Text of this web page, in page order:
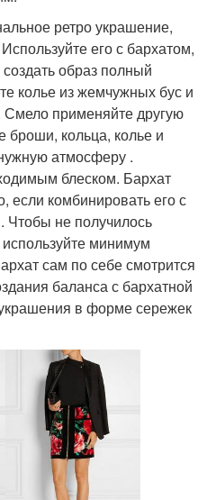
ретро украшение,
его с бархатом,
образ полный
колье из жемчужных бус и
Смело применяйте другую
броши, кольца, колье и
атмосферу .
блеском. Бархат
если комбинировать его с
не получилось
минимум
сам по себе смотрится
баланса с бархатной
в форме сережек